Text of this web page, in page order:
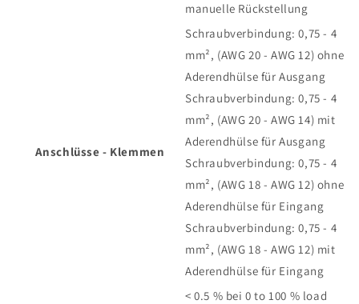
manuelle Rückstellung
Anschlüsse - Klemmen
Schraubverbindung: 0,75 - 4
mm², (AWG 20 - AWG 12) ohne
Aderendhülse für Ausgang
Schraubverbindung: 0,75 - 4
mm², (AWG 20 - AWG 14) mit
Aderendhülse für Ausgang
Schraubverbindung: 0,75 - 4
mm², (AWG 18 - AWG 12) ohne
Aderendhülse für Eingang
Schraubverbindung: 0,75 - 4
mm², (AWG 18 - AWG 12) mit
Aderendhülse für Eingang
< 0.5 % bei 0 to 100 % load